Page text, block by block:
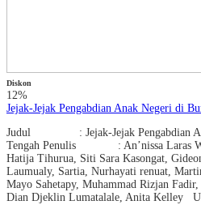
Diskon
12%
Jejak-Jejak Pengabdian Anak Negeri di
Judul : Jejak-Jejak Pengabdian
Tengah Penulis : An’nissa Laras
Hatija Tihurua, Siti Sara Kasongat,
Laumualy, Sartia, Nurhayati renuat,
Mayo Sahetapy, Muhammad Rizjan
Dian Djeklin Lumatalale, Anita